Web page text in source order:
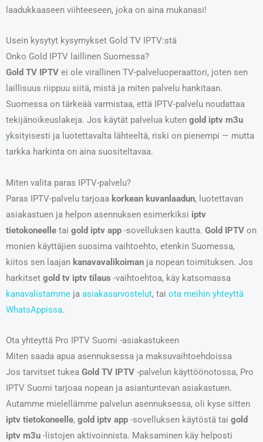
laadukkaaseen viihteeseen, joka on aina mukanasi!
Usein kysytyt kysymykset Gold TV IPTV:stä
Onko Gold IPTV laillinen Suomessa?
Gold TV IPTV ei ole virallinen TV-palveluoperaattori, joten sen
laillisuus riippuu siitä, mistä ja miten palvelu hankitaan.
Suomessa on tärkeää varmistaa, että IPTV-palvelu noudattaa
tekijänoikeuslakeja. Jos käytät palvelua kuten gold iptv m3u
yksityisesti ja luotettavalta lähteeltä, riski on pienempi — mutta
tarkka harkinta on aina suositeltavaa.
Miten valita paras IPTV-palvelu?
Paras IPTV-palvelu tarjoaa korkean kuvanlaadun, luotettavan
asiakastuen ja helpon asennuksen esimerkiksi iptv
tietokoneelle tai gold iptv app -sovelluksen kautta. Gold IPTV on
monien käyttäjien suosima vaihtoehto, etenkin Suomessa,
kiitos sen laajan kanavavalikoiman ja nopean toimituksen. Jos
harkitset gold tv iptv tilaus -vaihtoehtoa, käy katsomassa
kanavalistamme ja asiakasarvostelut, tai ota meihin yhteyttä
WhatsAppissa.
Ota yhteyttä Pro IPTV Suomi -asiakastukeen
Miten saada apua asennuksessa ja maksuvaihtoehdoissa
Jos tarvitset tukea Gold TV IPTV -palvelun käyttöönotossa, Pro
IPTV Suomi tarjoaa nopean ja asiantuntevan asiakastuen.
Autamme mielellämme palvelun asennuksessa, oli kyse sitten
iptv tietokoneelle, gold iptv app -sovelluksen käytöstä tai gold
iptv m3u -listojen aktivoinnista. Maksaminen käy helposti